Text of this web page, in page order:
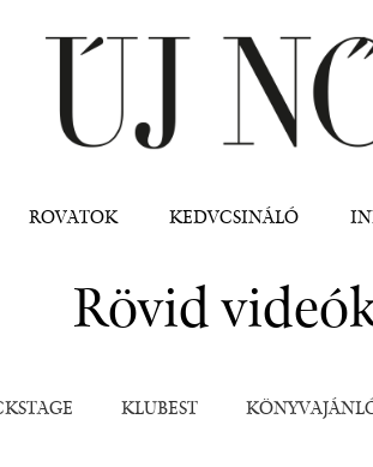
ROVATOK KEDVCSINÁLÓ
Rövid
KLUBEST